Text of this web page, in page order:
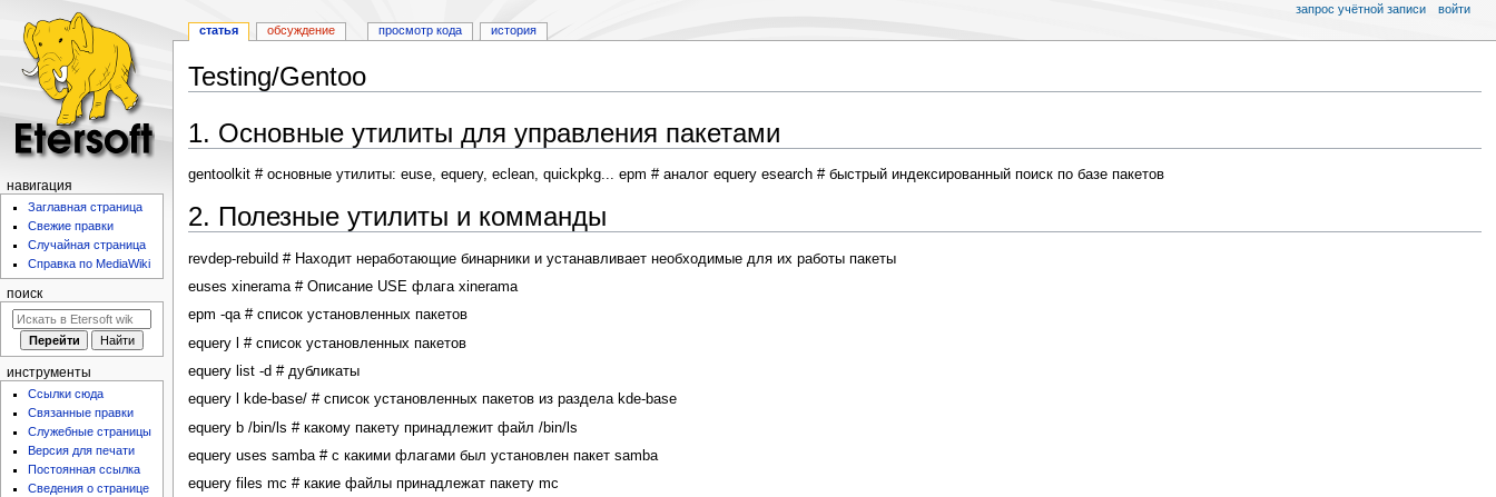
Testing/Gentoo
кк1. Основные утилиты для управления пакетами
gentoolkit # основные утилиты: euse, equery, eclean, quickpkg... epm # аналог equery esearch # быстрый индексированный поиск по базе пакетов
2. Полезные утилиты и комманды
revdep-rebuild # Находит неработающие бинарники и устанавливает необходимые для их работы пакеты
euses xinerama # Описание USE флага xinerama
epm -qa # список установленных пакетов
equery l # список установленных пакетов
equery list -d # дубликаты
equery l kde-base/ # список установленных пакетов из раздела kde-base
equery b /bin/ls # какому пакету принадлежит файл /bin/ls
equery uses samba # с какими флагами был установлен пакет samba
equery files mc # какие файлы принадлежат пакету mc
статья обсуждение просмотр кода история
запрос учётной записи войти
навигация
Заглавная страница
Свежие правки
Случайная страница
Справка по MediaWiki
поиск
инструменты
Ссылки сюда
Связанные правки
Служебные страницы
Версия для печати
Постоянная ссылка
Сведения о странице